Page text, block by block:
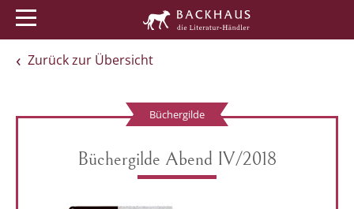
Zurück zur Übersicht
Büchergilde
Büchergilde Abend IV/2018